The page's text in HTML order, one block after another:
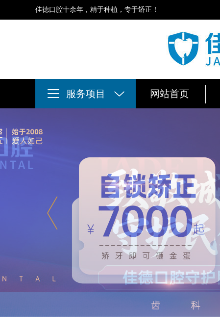
佳德口腔十余年，精于种植，专于矫正！
服务项目 网站首页